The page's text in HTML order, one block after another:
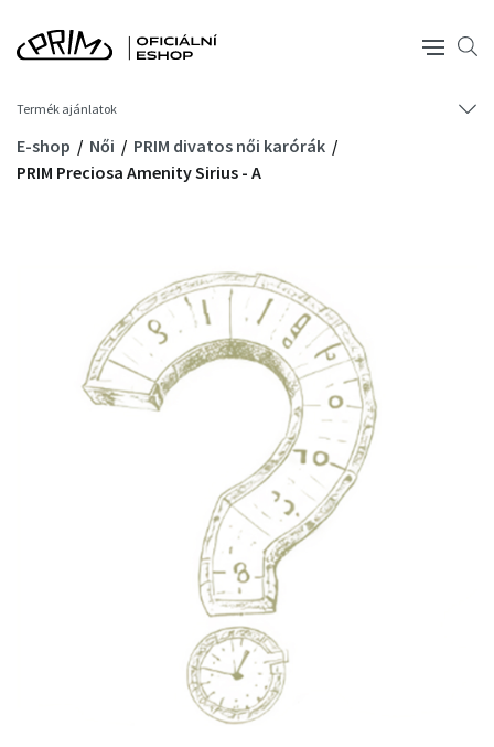
Termék ajánlatok
E-shop Női
PRIM divatos női karórák
PRIM Preciosa Amenity Sirius - A